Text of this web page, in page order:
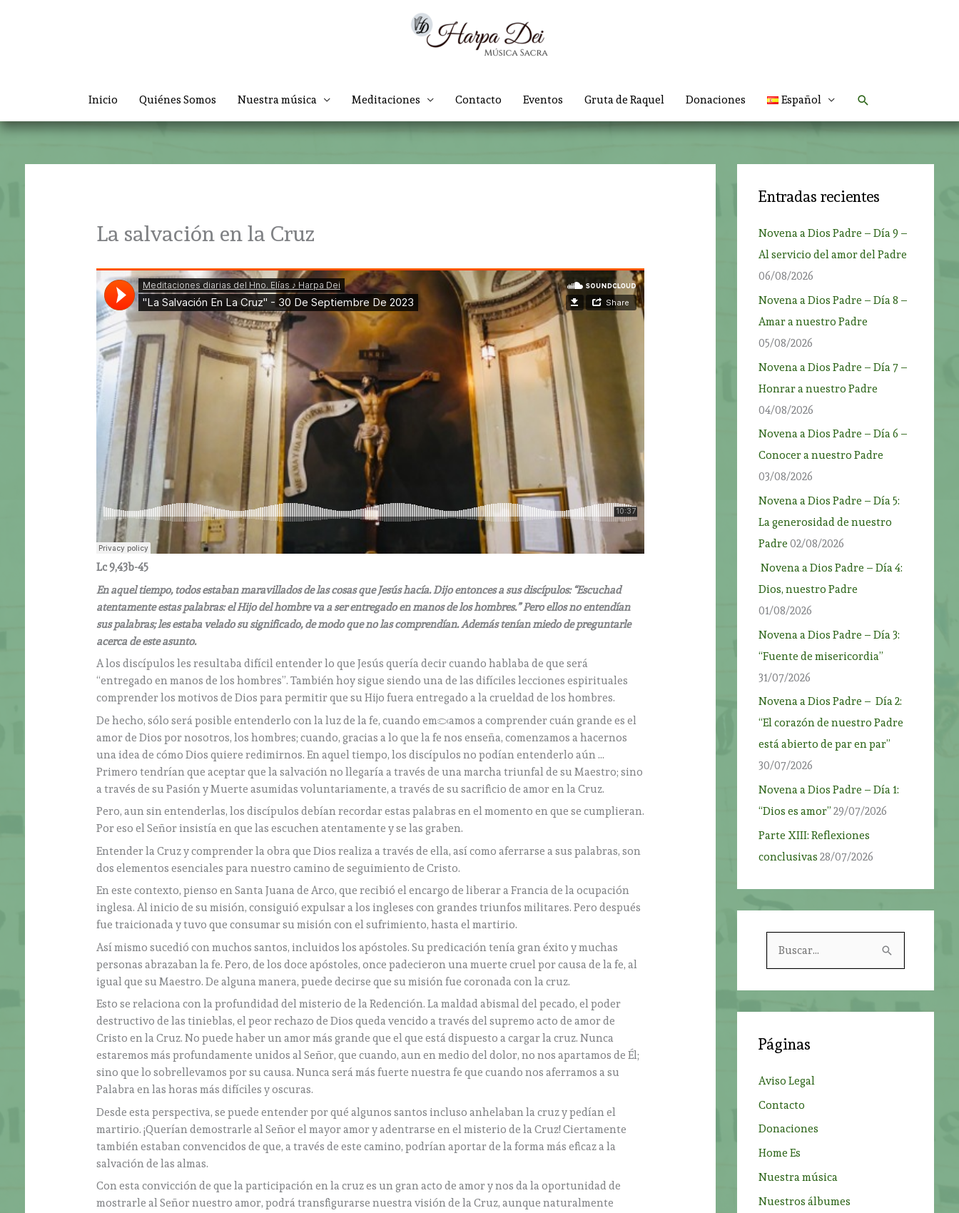
Inicio Quiénes Somos Nuestra música Meditaciones Contacto Eventos Gruta de Raquel Donaciones Español Buscar
La salvación en la Cruz
Lc 9,43b-45
En aquel tiempo, todos estaban maravillados de las cosas que Jesús hacía. Dijo entonces a sus discípulos: “Escuchad
atentamente estas palabras: el Hijo del hombre va a ser entregado en manos de los hombres.” Pero ellos no entendían
sus palabras; les estaba velado su significado, de modo que no las comprendían. Además tenían miedo de preguntarle
acerca de este asunto.
A los discípulos les resultaba difícil entender lo que Jesús quería decir cuando hablaba de que será
“entregado en manos de los hombres”. También hoy sigue siendo una de las difíciles lecciones espirituales
comprender los motivos de Dios para permitir que su Hijo fuera entregado a la crueldad de los hombres.
De hecho, sólo será posible entenderlo con la luz de la fe, cuando empezamos a comprender cuán grande es el
amor de Dios por nosotros, los hombres; cuando, gracias a lo que la fe nos enseña, comenzamos a hacernos
una idea de cómo Dios quiere redimirnos. En aquel tiempo, los discípulos no podían entenderlo aún …
Primero tendrían que aceptar que la salvación no llegaría a través de una marcha triunfal de su Maestro; sino
a través de su Pasión y Muerte asumidas voluntariamente, a través de su sacrificio de amor en la Cruz.
Pero, aun sin entenderlas, los discípulos debían recordar estas palabras en el momento en que se cumplieran.
Por eso el Señor insistía en que las escuchen atentamente y se las graben.
Entender la Cruz y comprender la obra que Dios realiza a través de ella, así como aferrarse a sus palabras, son
dos elementos esenciales para nuestro camino de seguimiento de Cristo.
En este contexto, pienso en Santa Juana de Arco, que recibió el encargo de liberar a Francia de la ocupación
inglesa. Al inicio de su misión, consiguió expulsar a los ingleses con grandes triunfos militares. Pero después
fue traicionada y tuvo que consumar su misión con el sufrimiento, hasta el martirio.
Así mismo sucedió con muchos santos, incluidos los apóstoles. Su predicación tenía gran éxito y muchas
personas abrazaban la fe. Pero, de los doce apóstoles, once padecieron una muerte cruel por causa de la fe, al
igual que su Maestro. De alguna manera, puede decirse que su misión fue coronada con la cruz.
Esto se relaciona con la profundidad del misterio de la Redención. La maldad abismal del pecado, el poder
destructivo de las tinieblas, el peor rechazo de Dios queda vencido a través del supremo acto de amor de
Cristo en la Cruz. No puede haber un amor más grande que el que está dispuesto a cargar la cruz. Nunca
estaremos más profundamente unidos al Señor, que cuando, aun en medio del dolor, no nos apartamos de Él;
sino que lo sobrellevamos por su causa. Nunca será más fuerte nuestra fe que cuando nos aferramos a su
Palabra en las horas más difíciles y oscuras.
Desde esta perspectiva, se puede entender por qué algunos santos incluso anhelaban la cruz y pedían el
martirio. ¡Querían demostrarle al Señor el mayor amor y adentrarse en el misterio de la Cruz! Ciertamente
también estaban convencidos de que, a través de este camino, podrían aportar de la forma más eficaz a la
salvación de las almas.
Con esta convicción de que la participación en la cruz es un gran acto de amor y nos da la oportunidad de
mostrarle al Señor nuestro amor, podrá transfigurarse nuestra visión de la Cruz, aunque naturalmente
Entradas recientes
Novena a Dios Padre – Día 9 –
Al servicio del amor del Padre
06/08/2026
Novena a Dios Padre – Día 8 –
Amar a nuestro Padre
05/08/2026
Novena a Dios Padre – Día 7 –
Honrar a nuestro Padre
04/08/2026
Novena a Dios Padre – Día 6 –
Conocer a nuestro Padre
03/08/2026
Novena a Dios Padre – Día 5:
La generosidad de nuestro
Padre 02/08/2026
Novena a Dios Padre – Día 4:
Dios, nuestro Padre
01/08/2026
Novena a Dios Padre – Día 3:
“Fuente de misericordia”
31/07/2026
Novena a Dios Padre – Día 2:
“El corazón de nuestro Padre
está abierto de par en par”
30/07/2026
Novena a Dios Padre – Día 1:
“Dios es amor” 29/07/2026
Parte XIII: Reflexiones
conclusivas 28/07/2026
r
:
Páginas
Aviso Legal
Contacto
Donaciones
Home Es
Nuestra música
Nuestros álbumes